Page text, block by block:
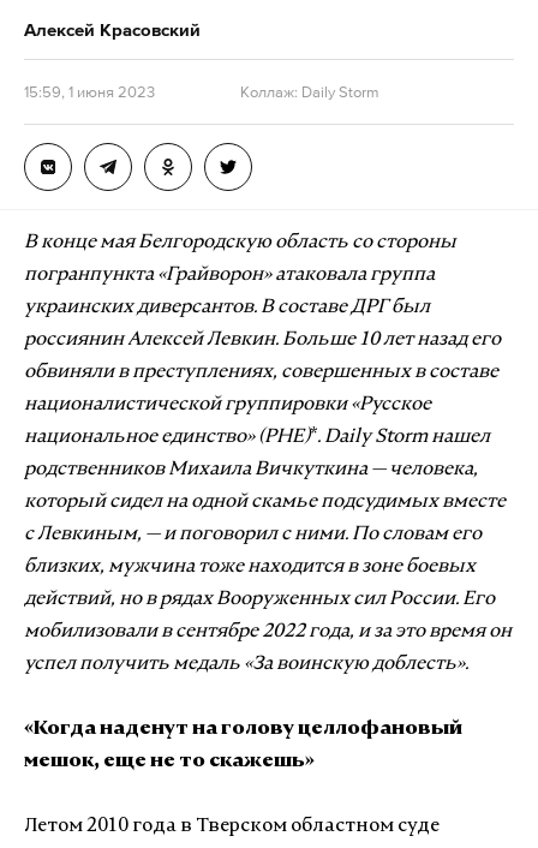
Алексей Красовский
15:59, 1 июня 2023 Коллаж: Daily Storm
В конце мая Белгородскую область со стороны
погранпункта«Грайворон»атаковала группа
украинских диверсантов. В составе ДРГ был
россиянин Алексей Левкин. Больше 10 лет назад его
обвиняли в преступлениях, совершенных в составе
националистической группировки «Русское
национальное единство» (РНЕ)*. Daily Storm нашел
родственников Михаила Вичкуткина — человека,
который сидел на одной скамье подсудимых вместе
с Левкиным, — и поговорил с ними. По словам его
близких, мужчина тоже находится в зоне боевых
действий, но в рядах Вооруженных сил России. Его
мобилизовали в сентябре 2022 года, и за это время он
успел получить медаль «За воинскую доблесть».
«Когда наденут на голову целлофановый
мешок, еще не то скажешь»
Летом 2010 года в Тверском областном суде